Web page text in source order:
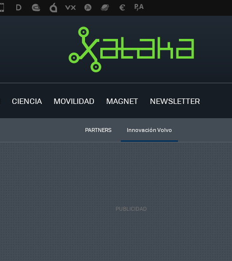
CIENCIA MOVILIDAD MAGNET NEWSLETTER
PARTNERS Innovación Volvo